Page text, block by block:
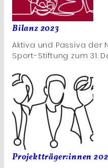
Bilanz 2023
Aktiva und Passiva der
Sport-Stiftung zum 31.
Projektträger:innen